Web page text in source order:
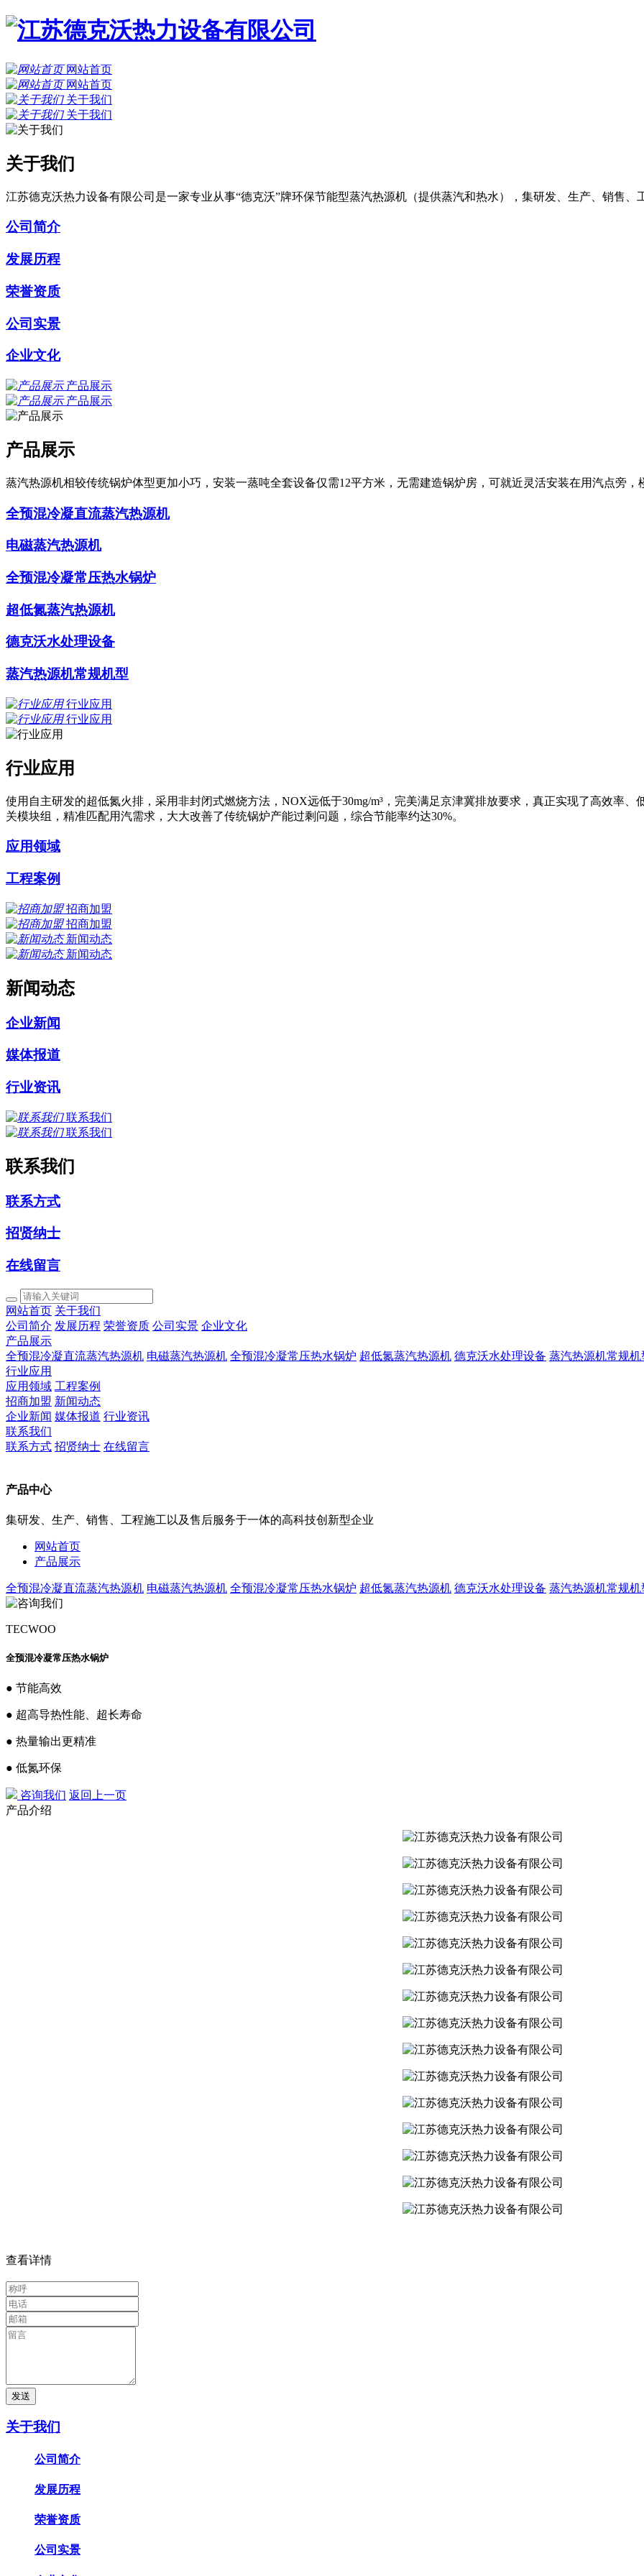
网站首页
网站首页
关于我们
关于我们
关于我们
江苏德克沃热力设备有限公司是一家专业从事“德克沃”牌环保节能型蒸汽热源机（提供蒸汽和热水），集研发、生产、销售
公司简介
发展历程
荣誉资质
公司实景
企业文化
产品展示
产品展示
产品展示
蒸汽热源机相较传统锅炉体型更加小巧，安装一蒸吨全套设备仅需12平方米，无需建造锅炉房，可就近灵活安装在用汽点旁
全预混冷凝直流蒸汽热源机
电磁蒸汽热源机
全预混冷凝常压热水锅炉
超低氮蒸汽热源机
德克沃水处理设备
蒸汽热源机常规机型
行业应用
行业应用
行业应用
使用自主研发的超低氮火排，采用非封闭式燃烧方法，NOX远低于30mg/m³，完美满足京津冀排放要求，真正实现了高效率
关模块组，精准匹配用汽需求，大大改善了传统锅炉产能过剩问题，综合节能率约达30%。
应用领域
工程案例
招商加盟
招商加盟
新闻动态
新闻动态
新闻动态
企业新闻
媒体报道
行业资讯
联系我们
联系我们
联系我们
联系方式
招贤纳士
在线留言
网站首页 关于我们
公司简介 发展历程 荣誉资质 公司实景 企业文化
产品展示
全预混冷凝直流蒸汽热源机 电磁蒸汽热源机 全预混冷凝常压热水锅炉 超低氮蒸汽热源机 德克沃水处理设备 蒸汽热源机常规机
行业应用
应用领域 工程案例
招商加盟 新闻动态
企业新闻 媒体报道 行业资讯
联系我们
联系方式 招贤纳士 在线留言
产品中心
集研发、生产、销售、工程施工以及售后服务于一体的高科技创新型企业
网站首页
产品展示
全预混冷凝直流蒸汽热源机 电磁蒸汽热源机 全预混冷凝常压热水锅炉 超低氮蒸汽热源机 德克沃水处理设备 蒸汽热源机常规机
TECWOO
全预混冷凝常压热水锅炉
● 节能高效
● 超高导热性能、超长寿命
● 热量输出更精准
● 低氮环保
咨询我们 返回上一页
产品介绍
查看详情
发送
关于我们
公司简介
发展历程
荣誉资质
公司实景